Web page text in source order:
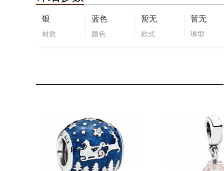
银
材质
蓝色
颜色
暂无
款式
暂无
琢型